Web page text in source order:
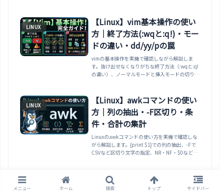
プト内で定義しても効かないこと）、
\command・command commandでの一時的な
バイパス、typeでの判別まで整理します。
LINUX
【Linux】vim基本操作の使い
方｜終了方法(:wqと:q!)・モー
ドの違い・dd/yy/pの罠
vimの基本操作を実機で確認しながら解説しま
す。抜け出せなくなりがちな終了方法（:wqと:q!
の違い）、ノーマルモードと挿入モードの切り替
ドゥ）といった必須操作を、実際に動かして整理
します。
LINUX
【Linux】awkコマンドの使い
方｜列の抽出・-F区切り・条
件・合計の集計
Linuxのawkコマンドの使い方を実機で確認しな
がら解説します。{print $1}での列の抽出、-Fで
CSVなど区切り文字の指定、NR・NF・$0などの
計、printfでの整形まで整理します。
LINUX
【Linux】リダイレクトとパイ
プの使い方｜>・>>・2>&1の
メニュー ホーム 検索 トップ サイドバー